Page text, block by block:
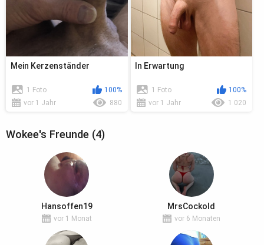
Mein Kerzenständer
1 Foto
100%
vor 1 Jahr
880
In Erwartung
1 Foto
100%
vor 1 Jahr
1 020
Wokee's Freunde (4)
Hansoffen19
vor 1 Monat
MrsCockold
vor 6 Monaten